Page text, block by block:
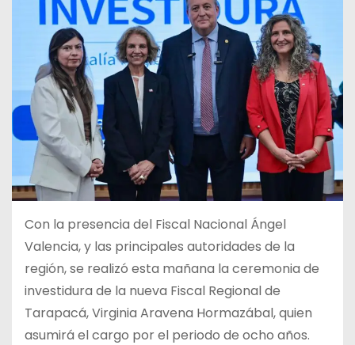
Con la presencia del Fiscal Nacional Ángel
Valencia, y las principales autoridades de la
región, se realizó esta mañana la ceremonia de
investidura de la nueva Fiscal Regional de
Tarapacá, Virginia Aravena Hormazábal, quien
asumirá el cargo por el periodo de ocho años.